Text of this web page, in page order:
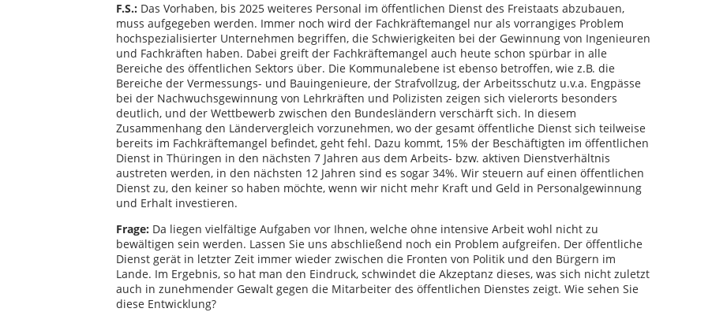
F.S.: Das Vorhaben, bis 2025 weiteres Personal im öffentlichen Dienst des Freistaats abzubauen,
muss aufgegeben werden. Immer noch wird der Fachkräftemangel nur als vorrangiges Problem
hochspezialisierter Unternehmen begriffen, die Schwierigkeiten bei der Gewinnung von Ingenieuren
und Fachkräften haben. Dabei greift der Fachkräftemangel auch heute schon spürbar in alle
Bereiche des öffentlichen Sektors über. Die Kommunalebene ist ebenso betroffen, wie z.B. die
Bereiche der Vermessungs- und Bauingenieure, der Strafvollzug, der Arbeitsschutz u.v.a. Engpässe
bei der Nachwuchsgewinnung von Lehrkräften und Polizisten zeigen sich vielerorts besonders
deutlich, und der Wettbewerb zwischen den Bundesländern verschärft sich. In diesem
Zusammenhang den Ländervergleich vorzunehmen, wo der gesamt öffentliche Dienst sich teilweise
bereits im Fachkräftemangel befindet, geht fehl. Dazu kommt, 15% der Beschäftigten im öffentlichen
Dienst in Thüringen in den nächsten 7 Jahren aus dem Arbeits- bzw. aktiven Dienstverhältnis
austreten werden, in den nächsten 12 Jahren sind es sogar 34%. Wir steuern auf einen öffentlichen
Dienst zu, den keiner so haben möchte, wenn wir nicht mehr Kraft und Geld in Personalgewinnung
und Erhalt investieren.
Frage: Da liegen vielfältige Aufgaben vor Ihnen, welche ohne intensive Arbeit wohl nicht zu
bewältigen sein werden. Lassen Sie uns abschließend noch ein Problem aufgreifen. Der öffentliche
Dienst gerät in letzter Zeit immer wieder zwischen die Fronten von Politik und den Bürgern im
Lande. Im Ergebnis, so hat man den Eindruck, schwindet die Akzeptanz dieses, was sich nicht zuletzt
auch in zunehmender Gewalt gegen die Mitarbeiter des öffentlichen Dienstes zeigt. Wie sehen Sie
diese Entwicklung?